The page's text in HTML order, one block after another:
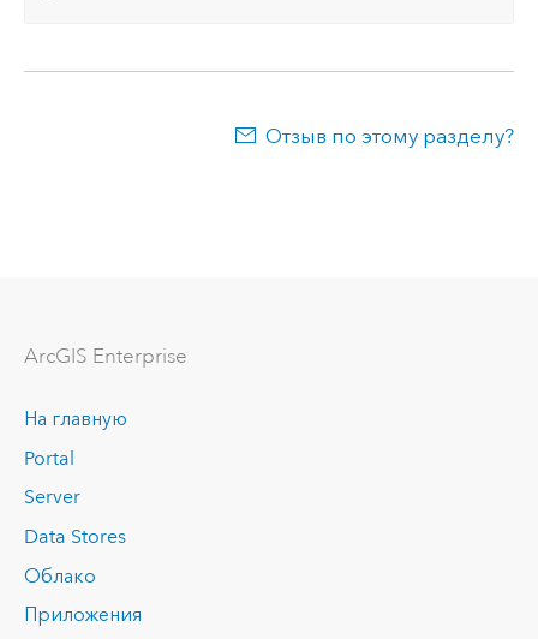
Отзыв по этому разделу?
ArcGIS Enterprise
На главную
Portal
Server
Data Stores
Облако
Приложения